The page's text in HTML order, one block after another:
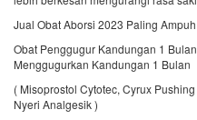
Jual Obat Aborsi 2023 Paling Ampuh
Obat Penggugur Kandungan 1
Menggugurkan Kandungan 1 Bulan
( Misoprostol Cytotec, Cyrux
Nyeri Analgesik )